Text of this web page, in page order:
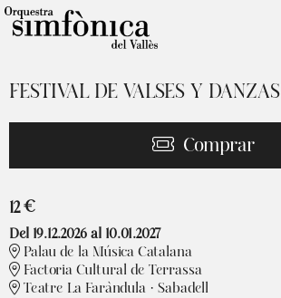
FESTIVAL DE VALSES Y DANZAS
Comprar
12 €
Del 19.12.2026 al 10.01.2027
Palau de la Música Catalana
Factoria Cultural de Terrassa
Teatre La Faràndula · Sabadell